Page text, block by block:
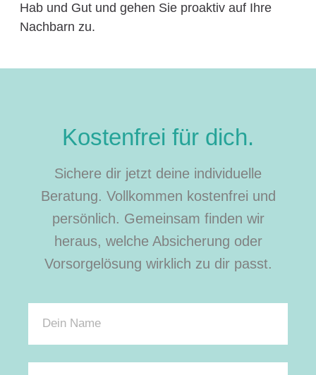
Hab und Gut und gehen Sie proaktiv auf Ihre
Nachbarn zu.
Kostenfrei für dich.
Sichere dir jetzt deine individuelle
Beratung. Vollkommen kostenfrei und
persönlich. Gemeinsam finden wir
heraus, welche Absicherung oder
Vorsorgelösung wirklich zu dir passt.